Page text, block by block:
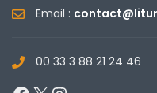
Email :
00 33 3 88 21 24 46
Facebook
X